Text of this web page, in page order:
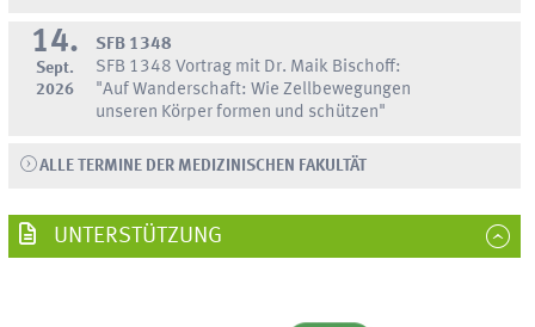
14.
Sept.
2026
SFB 1348
SFB 1348 Vortrag mit Dr. Maik Bischoff:
"Auf Wanderschaft: Wie Zellbewegungen
unseren Körper formen und schützen"
ALLE TERMINE DER MEDIZINISCHEN FAKULTÄT
UNTERSTÜTZUNG